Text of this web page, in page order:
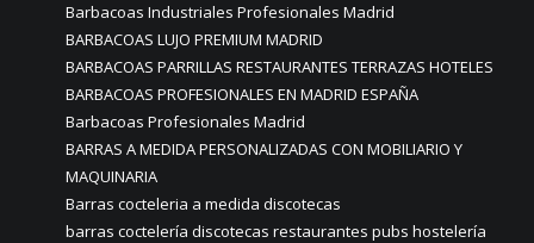
Barbacoas Industriales Profesionales Madrid
BARBACOAS LUJO PREMIUM MADRID
BARBACOAS PARRILLAS RESTAURANTES TERRAZAS HOTELES
BARBACOAS PROFESIONALES EN MADRID ESPAÑA
Barbacoas Profesionales Madrid
BARRAS A MEDIDA PERSONALIZADAS CON MOBILIARIO Y
MAQUINARIA
Barras cocteleria a medida discotecas
barras coctelería discotecas restaurantes pubs hostelería